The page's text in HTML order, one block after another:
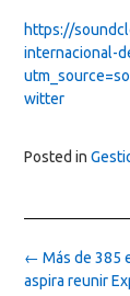
https://
internacional-
witter
Posted in
Post
navigation
← Más de 385
aspira reunir